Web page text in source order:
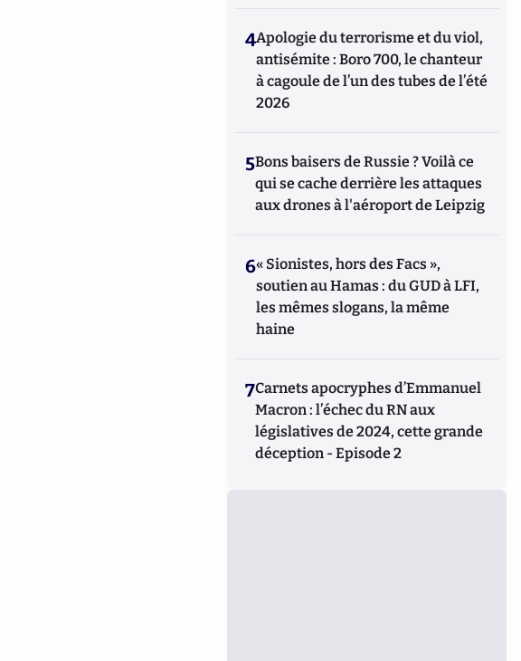
4Apologie du terrorisme et du viol,
antisémite : Boro 700, le chanteur
à cagoule de l’un des tubes de l’été
2026
5Bons baisers de Russie ? Voilà ce
qui se cache derrière les attaques
aux drones à l'aéroport de Leipzig
6« Sionistes, hors des Facs »,
soutien au Hamas : du GUD à LFI,
les mêmes slogans, la même
haine
7Carnets apocryphes d’Emmanuel
Macron : l’échec du RN aux
législatives de 2024, cette grande
déception - Episode 2